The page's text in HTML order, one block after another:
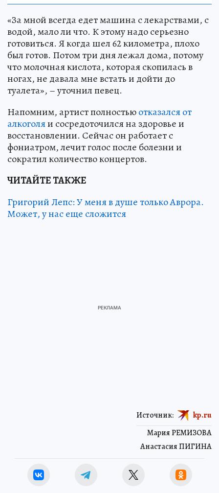
«За мной всегда едет машина с лекарствами, с
водой, мало ли что. К этому надо серьезно
готовиться. Я когда шел 62 километра, плохо
был готов. Потом три дня лежал дома, потому
что молочная кислота, которая скопилась в
ногах, не давала мне встать и дойти до
туалета», – уточнил певец.
Напомним, артист полностьюотказался от
алкоголяи сосредоточился на здоровье и
восстановлении. Сейчас он работает с
фониатром, лечит голос после болезни и
сократил количество концертов.
ЧИТАЙТЕ ТАКЖЕ
Григорий Лепс: У меня в душе только Аврора.
Может, у нас еще сложится
Мария РЕМИЗОВА
Анастасия ПИГИНА
Источник: kp.ru